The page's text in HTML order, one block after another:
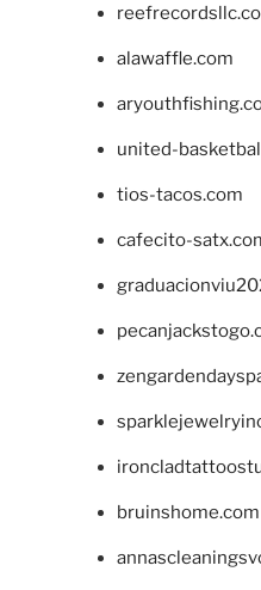
alawaffle.com
united-
tios-tacos.com
cafecito-
bruinshome.com